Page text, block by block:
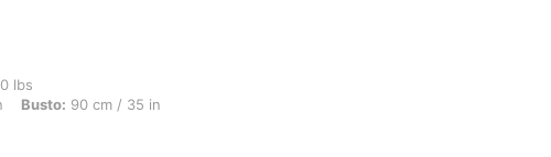
Reloj de arena, Caderas: 90 cm / 35 in, Cintura: 67 cm / 26 in, Busto: 90 cm / 35
lbs
Busto: 90 cm / 35 in